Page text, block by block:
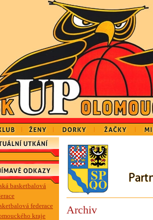
basketbalová
federace
kraje
Archiv